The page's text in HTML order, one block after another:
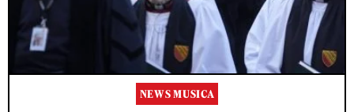
NEWS MUSICA